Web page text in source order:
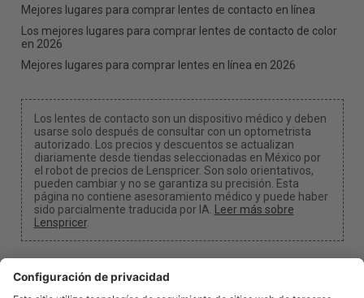
Mejores lugares para comprar lentes de contacto en línea
Los mejores lugares para comprar lentes de contacto de color
en 2026
Mejores lugares para comprar lentes en línea en 2026
Los lentes de contacto son un dispositivo médico y deben
usarse solo después de consultar con un optometrista
autorizado. Los precios y descuentos se actualizan
diariamente desde tiendas seleccionadas en México por
el robot de precios de Lenspricer. Son solo orientativos,
pueden cambiar y no se garantiza su precisión. Esta
página no contiene asesoramiento médico y puede haber
sido parcialmente traducida por IA. Leer más sobre
Lenspricer.